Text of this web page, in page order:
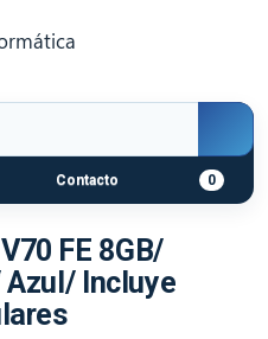
Contacto 0
FE 8GB/
Azul/ Incluye